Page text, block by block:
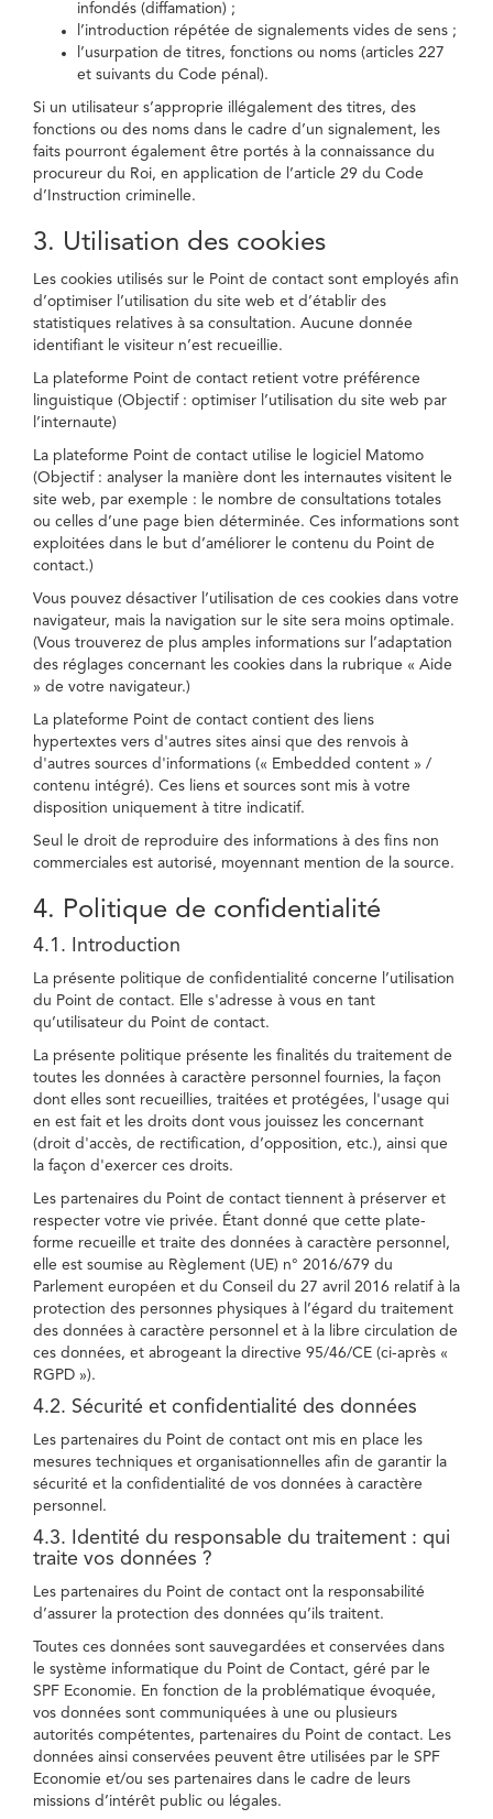
infondés (diffamation) ;
l’introduction répétée de signalements vides de sens ;
l’usurpation de titres, fonctions ou noms (articles 227
et suivants du Code pénal).
Si un utilisateur s’approprie illégalement des titres, des
fonctions ou des noms dans le cadre d’un signalement, les
faits pourront également être portés à la connaissance du
procureur du Roi, en application de l’article 29 du Code
d’Instruction criminelle.
3. Utilisation des cookies
Les cookies utilisés sur le Point de contact sont employés afin
d’optimiser l’utilisation du site web et d’établir des
statistiques relatives à sa consultation. Aucune donnée
identifiant le visiteur n’est recueillie.
La plateforme Point de contact retient votre préférence
linguistique (Objectif : optimiser l’utilisation du site web par
l’internaute)
La plateforme Point de contact utilise le logiciel Matomo
(Objectif : analyser la manière dont les internautes visitent le
site web, par exemple : le nombre de consultations totales
ou celles d’une page bien déterminée. Ces informations sont
exploitées dans le but d’améliorer le contenu du Point de
contact.)
Vous pouvez désactiver l’utilisation de ces cookies dans votre
navigateur, mais la navigation sur le site sera moins optimale.
(Vous trouverez de plus amples informations sur l’adaptation
des réglages concernant les cookies dans la rubrique « Aide
» de votre navigateur.)
La plateforme Point de contact contient des liens
hypertextes vers d'autres sites ainsi que des renvois à
d'autres sources d'informations (« Embedded content » /
contenu intégré). Ces liens et sources sont mis à votre
disposition uniquement à titre indicatif.
Seul le droit de reproduire des informations à des fins non
commerciales est autorisé, moyennant mention de la source.
4. Politique de confidentialité
4.1. Introduction
La présente politique de confidentialité concerne l’utilisation
du Point de contact. Elle s'adresse à vous en tant
qu’utilisateur du Point de contact.
La présente politique présente les finalités du traitement de
toutes les données à caractère personnel fournies, la façon
dont elles sont recueillies, traitées et protégées, l'usage qui
en est fait et les droits dont vous jouissez les concernant
(droit d'accès, de rectification, d’opposition, etc.), ainsi que
la façon d'exercer ces droits.
Les partenaires du Point de contact tiennent à préserver et
respecter votre vie privée. Étant donné que cette plate-
forme recueille et traite des données à caractère personnel,
elle est soumise au Règlement (UE) n° 2016/679 du
Parlement européen et du Conseil du 27 avril 2016 relatif à la
protection des personnes physiques à l’égard du traitement
des données à caractère personnel et à la libre circulation de
ces données, et abrogeant la directive 95/46/CE (ci-après «
RGPD »).
4.2. Sécurité et confidentialité des données
Les partenaires du Point de contact ont mis en place les
mesures techniques et organisationnelles afin de garantir la
sécurité et la confidentialité de vos données à caractère
personnel.
4.3. Identité du responsable du traitement : qui
traite vos données ?
Les partenaires du Point de contact ont la responsabilité
d’assurer la protection des données qu’ils traitent.
Toutes ces données sont sauvegardées et conservées dans
le système informatique du Point de Contact, géré par le
SPF Economie. En fonction de la problématique évoquée,
vos données sont communiquées à une ou plusieurs
autorités compétentes, partenaires du Point de contact. Les
données ainsi conservées peuvent être utilisées par le SPF
Economie et/ou ses partenaires dans le cadre de leurs
missions d’intérêt public ou légales.